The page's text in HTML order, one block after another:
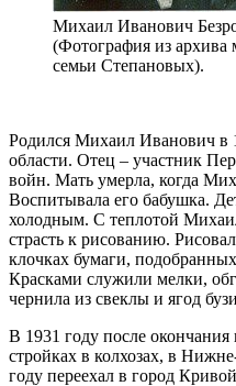
Михаил Иванович
(Фотография из архива
семьи Степановых).
Родился Михаил Иванович в
области. Отец – участник
войн. Мать умерла, когда
Воспитывала его бабушка.
холодным. С теплотой
страсть к рисованию.
клочках бумаги,
Красками служили мелки,
чернила из свеклы и ягод
В 1931 году после окончания
стройках в колхозах, в
году переехал в город